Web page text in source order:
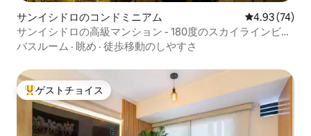
サンイシドロのコンドミニアム レビュー74
4.93 (74)
サンイシドロの高級マンション - 180度のスカイラインビュ
ー
バスルーム · 眺め · 徒歩移動のしやすさ
大好評のゲストチョイスです。
ゲストチョイス